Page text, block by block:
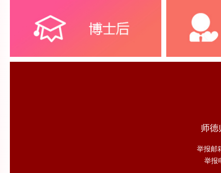
师德
举报邮
举报